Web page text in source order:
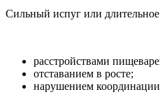
Сильный испуг или
расстройствами
отставанием в росте;
нарушением